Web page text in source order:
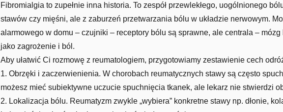
Fibromialgia to zupełnie inna historia. To zespół przewlekłego, uogólnionego
stawów czy mięśni, ale z zaburzeń przetwarzania bólu w układzie nerwowym.
alarmowego w domu – czujniki – receptory bólu są sprawne, ale centrala – mózg
jako zagrożenie i ból.
Aby ułatwić Ci rozmowę z reumatologiem, przygotowiamy zestawienie cech
1. Obrzęki i zaczerwienienia. W chorobach reumatycznych stawy są często
możesz mieć subiektywne uczucie spuchnięcia tkanek, ale lekarz nie stwierdzi
2. Lokalizacja bólu. Reumatyzm zwykle „wybiera” konkretne stawy np. dłonie,